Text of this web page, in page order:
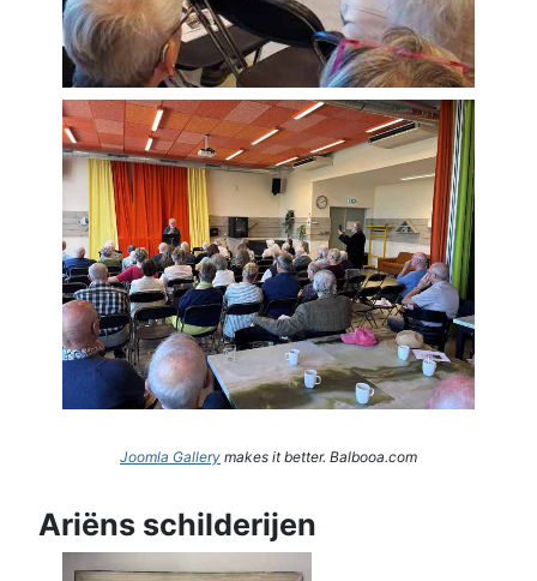
Joomla Gallery makes it better. Balbooa.com
Ariëns schilderijen